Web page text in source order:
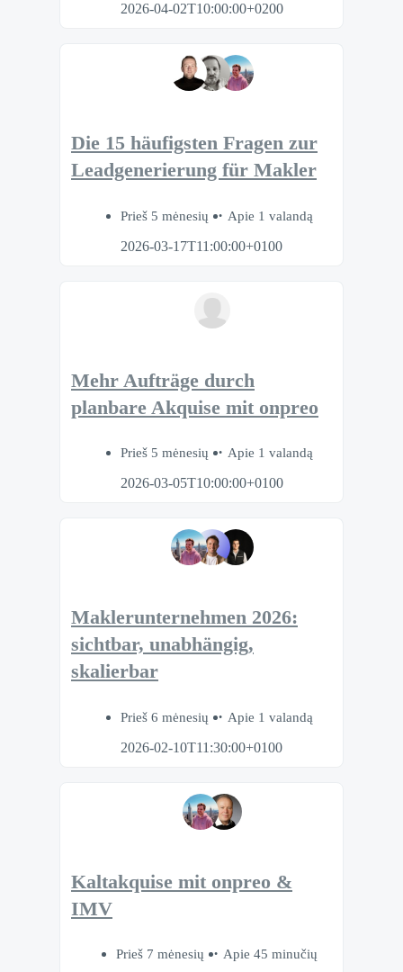
2026-04-02T10:00:00+0200
Die 15 häufigsten Fragen zur
Leadgenerierung für Makler
Prieš 5 mėnesių
Apie 1 valandą
2026-03-17T11:00:00+0100
Mehr Aufträge durch
planbare Akquise mit onpreo
Prieš 5 mėnesių
Apie 1 valandą
2026-03-05T10:00:00+0100
Maklerunternehmen 2026:
sichtbar, unabhängig,
skalierbar
Prieš 6 mėnesių
Apie 1 valandą
2026-02-10T11:30:00+0100
Kaltakquise mit onpreo &
IMV
Prieš 7 mėnesių Apie 45 minučių